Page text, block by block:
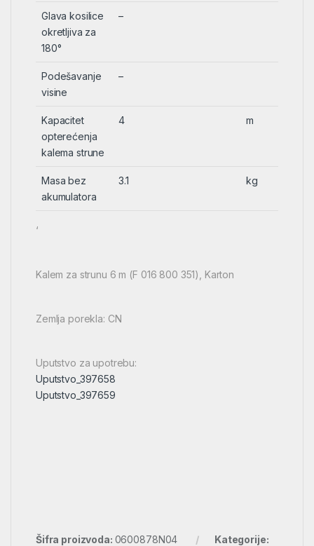
Glava kosilice
okretljiva za
180°
–
Podešavanje
visine
–
Kapacitet
opterećenja
kalema strune
4 m
Masa bez
akumulatora
3.1 kg
‘
Kalem za strunu 6 m (F 016 800 351), Karton
Zemlja porekla: CN
Uputstvo za upotrebu:
Uputstvo_397658
Uputstvo_397659
Šifra proizvoda: 0600878N04
Kategorije: